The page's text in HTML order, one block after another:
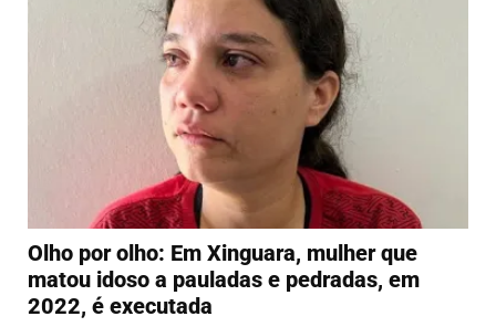
Olho por olho: Em Xinguara, mulher que
matou idoso a pauladas e pedradas, em
2022, é executada